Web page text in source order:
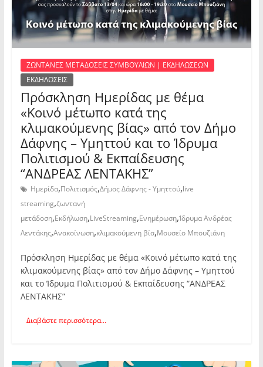
ΖΩΝΤΑΝΕΣ ΜΕΤΑΔΟΣΕΙΣ ΣΥΜΒΟΥΛΙΩΝ | ΕΚΔΗΛΩΣΕΩΝ
ΕΚΔΗΛΩΣΕΙΣ
Πρόσκληση Ημερίδας με θέμα
«Κοινό μέτωπο κατά της
κλιμακούμενης βίας» από τον Δήμο
Δάφνης – Υμηττού και το Ίδρυμα
Πολιτισμού & Εκπαίδευσης
“ΑΝΔΡΕΑΣ ΛΕΝΤΑΚΗΣ”
Ημερίδα,Πολιτισμός,Δήμος Δάφνης - Υμηττού,live
streaming,ζωντανή
μετάδοση,Εκδήλωση,LiveStreaming,Ενημέρωση,Ίδρυμα Ανδρέας
Λεντάκης,Ανακοίνωση,κλιμακούμενη βία,Μουσείο Μπουζιάνη
Πρόσκληση Ημερίδας με θέμα «Κοινό μέτωπο κατά της
κλιμακούμενης βίας» από τον Δήμο Δάφνης – Υμηττού
και το Ίδρυμα Πολιτισμού & Εκπαίδευσης “ΑΝΔΡΕΑΣ
ΛΕΝΤΑΚΗΣ”
Διαβάστε περισσότερα...